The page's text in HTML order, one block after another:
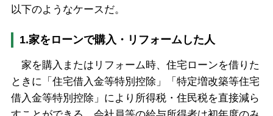
以下のようなケースだ。
1.家をローンで購入・リフォームした人
家を購入またはリフォーム時、住宅ローンを借りた
ときに「住宅借入金等特別控除」「特定増改築等住宅
借入金等特別控除」により所得税・住民税を直接減ら